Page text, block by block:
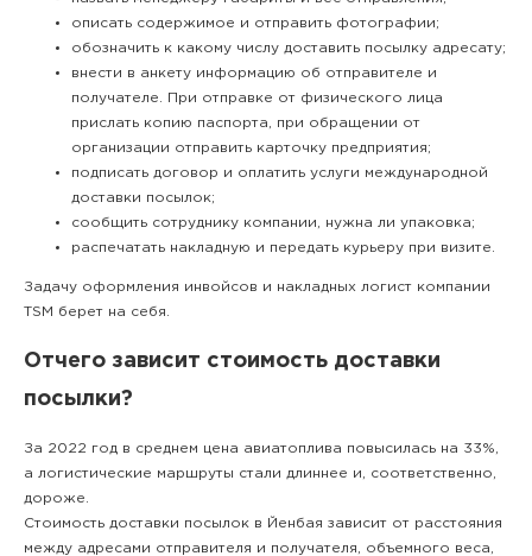
описать содержимое и отправить фотографии;
обозначить к какому числу доставить посылку адресату;
внести в анкету информацию об отправителе и
получателе. При отправке от физического лица
прислать копию паспорта, при обращении от
организации отправить карточку предприятия;
подписать договор и оплатить услуги международной
доставки посылок;
сообщить сотруднику компании, нужна ли упаковка;
распечатать накладную и передать курьеру при визите.
Задачу оформления инвойсов и накладных логист компании
TSM берет на себя.
Отчего зависит стоимость доставки
посылки?
За 2022 год в среднем цена авиатоплива повысилась на 33%,
а логистические маршруты стали длиннее и, соответственно,
дороже.
Стоимость доставки посылок в Йенбая зависит от расстояния
между адресами отправителя и получателя, объемного веса,